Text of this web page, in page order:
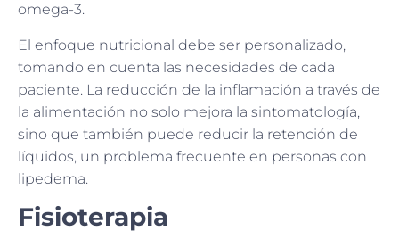
omega-3.
El enfoque nutricional debe ser personalizado,
tomando en cuenta las necesidades de cada
paciente. La reducción de la inflamación a través de
la alimentación no solo mejora la sintomatología,
sino que también puede reducir la retención de
líquidos, un problema frecuente en personas con
lipedema.
Fisioterapia